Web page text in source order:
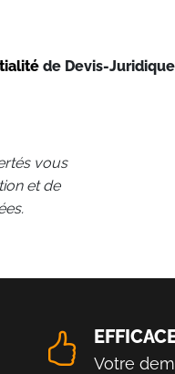
de Devis-Juridique
vous
et de
Votre